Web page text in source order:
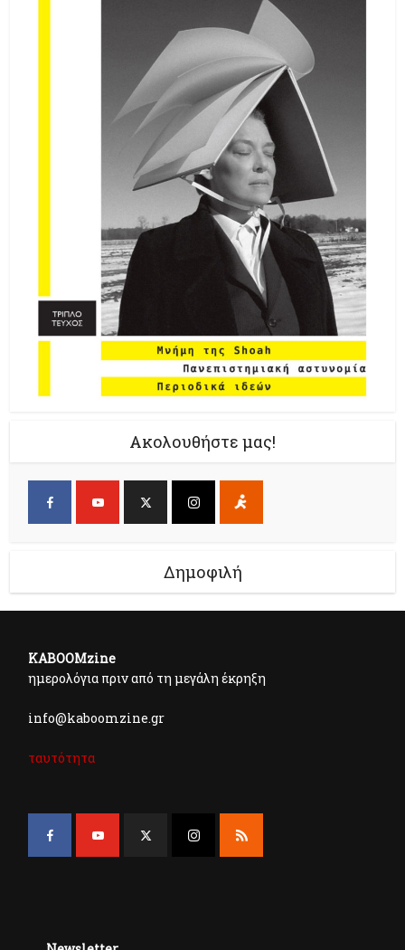
Ακολουθήστε μας!
Δημοφιλή
KABOOMzine
ημερολόγια πριν από τη μεγάλη έκρηξη
info@kaboomzine.gr
ταυτότητα